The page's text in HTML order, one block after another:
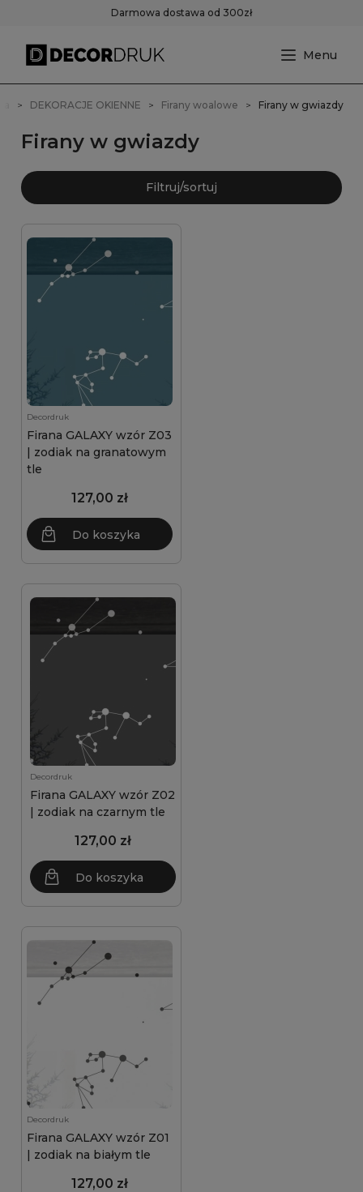
Darmowa dostawa od 300zł
DEKORACJE OKIENNE Firany woalowe Firany w gwiazdy
Firany w gwiazdy
Filtruj/sortuj
Decordruk
Firana GALAXY wzór Z03
| zodiak na granatowym
tle
127,00 zł
Do koszyka
Decordruk
Firana GALAXY wzór Z02
| zodiak na czarnym tle
127,00 zł
Do koszyka
Decordruk
Firana GALAXY wzór Z01
| zodiak na białym tle
127,00 zł